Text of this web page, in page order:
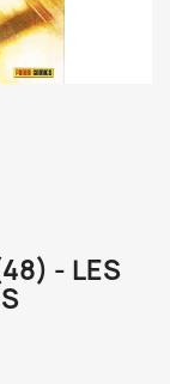
- LES